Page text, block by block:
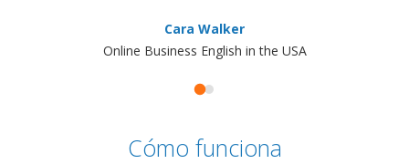
Cara Walker
Online Business English in the USA
Cómo funciona